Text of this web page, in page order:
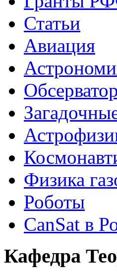
Статьи
Авиация
Физика
Роботы
CanSat в
Кафедра